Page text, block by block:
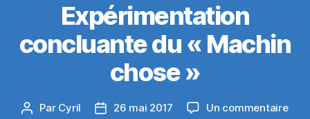
Expérimentation
concluante du « Machin
chose »
Auteur
Par Cyril
Date26 mai 2017 Un commentairesur